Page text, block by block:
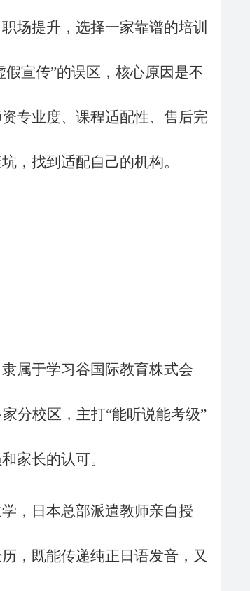
场提升，选择一家靠谱的培训
假宣传”的误区，核心原因是不
专业度、课程适配性、售后完
，找到适配自己的机构。
属于学习谷国际教育株式会
分校区，主打“能听说能考级”
家长的认可。
，日本总部派遣教师亲自授
，既能传递纯正日语发音，又